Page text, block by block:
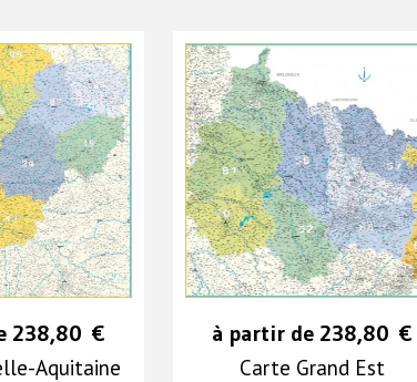
238,80 €
Aquitaine
à partir de 238,80 €
Carte Grand Est